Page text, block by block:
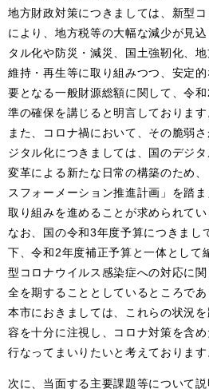
地方財政対策につきましては、新型
により、地方税等の大幅な減少が見
タル化や防災・減災、国土強靭化、
維持・再生等に取り組みつつ、安定
要となる一般財源総額に関して、令
準の確保を講じると明言しております
また、コロナ禍において、その脆弱
ジタル化につきましては、国のデジ
変革による新たな日常の構築のため
スフォーメーション推進計画」を踏
取り組みを進めることが求められてい
なお、国の令和3年度予算につきまし
下、令和2年度補正予算と一体として
型コロナウイルス感染症への対応に
全を期することとしているところであ
本市におきましては、これらの状況
容を十分に注視し、コロナ対策を含
行なってまいりたいと考えております
次に、当面する主要課題等について説